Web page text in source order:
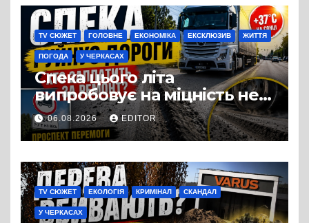
виробництвом м’яса птиці
TV СЮЖЕТ ГОЛОВНЕ ЕКОНОМІКА ЕКСКЛЮЗИВ ЖИТТЯ
ПОГОДА У ЧЕРКАСАХ
Спека цього літа
випробовує на міцність не
лише людей, а й дороги
Черкас
06.08.2026 EDITOR
TV СЮЖЕТ ЕКОЛОГІЯ КРИМІНАЛ СКАНДАЛ
У ЧЕРКАСАХ